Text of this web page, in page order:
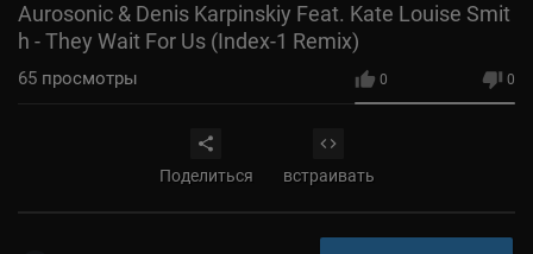
Aurosonic & Denis Karpinskiy Feat. Kate Louise Smit
h - They Wait For Us (Index-1 Remix)
0 0
65 просмотры
Поделиться встраивать